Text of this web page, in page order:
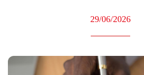
29/06/2026